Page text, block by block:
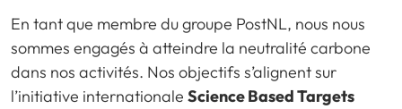
En tant que membre du groupe PostNL, nous nous
sommes engagés à atteindre la neutralité carbone
dans nos activités. Nos objectifs s’alignent sur
l’initiative internationale Science Based Targets